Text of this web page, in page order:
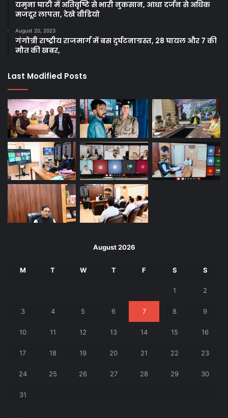
यमुना घाटी में अतिवृष्टि से भारी नुकसान, आधा दर्जन से अधिक
मजदूर लापता, देखे वीडियो
August 20, 2023
गंगोत्री राष्ट्रीय राजमार्ग में बस दुर्घटनाग्रस्त, 28 घायल और 7 की
मौत की खबर,
Last Modified Posts
August 2026
M T W T F S S
1 2
3 4 5 6 7 8 9
10 11 12 13 14 15 16
17 18 19 20 21 22 23
24 25 26 27 28 29 30
31